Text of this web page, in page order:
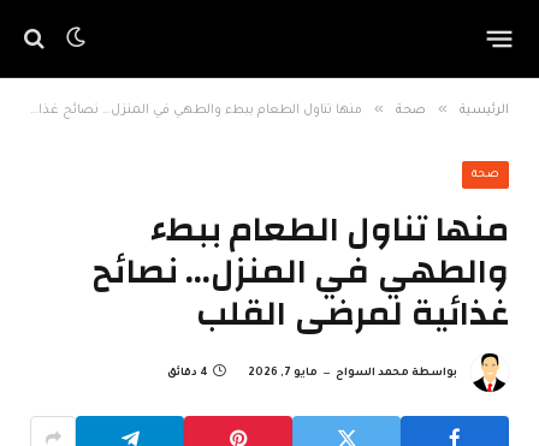
الرئيسية » صحة » منها تناول الطعام ببطء والطهي في المنزل… نصائح غذائية لمرضى القلب
صحة
منها تناول الطعام ببطء
والطهي في المنزل… نصائح
غذائية لمرضى القلب
بواسطة محمد السواح مايو 7, 2026 4 دقائق